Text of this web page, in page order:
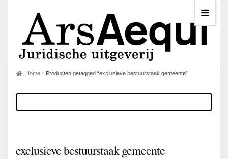
Home Producten getagged “exclusieve bestuurstaak gemeente”
exclusieve bestuurstaak gemeente